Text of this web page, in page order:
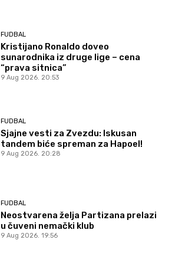
FUDBAL
Kristijano Ronaldo doveo
sunarodnika iz druge lige – cena
“prava sitnica”
9 Aug 2026. 20:53
FUDBAL
Sjajne vesti za Zvezdu: Iskusan
tandem biće spreman za Hapoel!
9 Aug 2026. 20:28
FUDBAL
Neostvarena želja Partizana prelazi
u čuveni nemački klub
9 Aug 2026. 19:56